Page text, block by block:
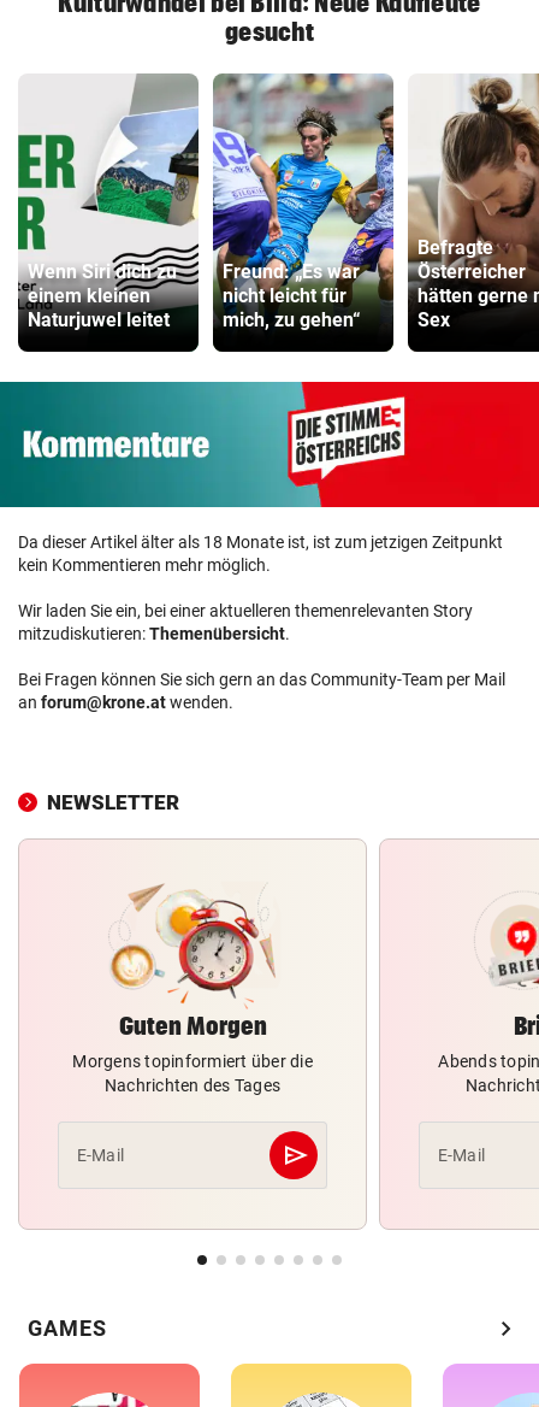
gesucht
Wenn Siri dich zu
einem kleinen
Naturjuwel leitet
Freund: „Es war
nicht leicht für
mich, zu gehen“
Befragte
Österreicher
hätten gerne
Sex
Da dieser Artikel älter als 18 Monate ist, ist zum jetzigen Zeitpunkt
kein Kommentieren mehr möglich.
Wir laden Sie ein, bei einer aktuelleren themenrelevanten Story
mitzudiskutieren:Themenübersicht.
Bei Fragen können Sie sich gern an das Community-Team per Mail
an forum@krone.atwenden.
NEWSLETTER
Guten Morgen
Morgens topinformiert über die
Nachrichten des Tages
E-Mail send
Abschicken
Abends
E-Mail
GAMES chevron_right